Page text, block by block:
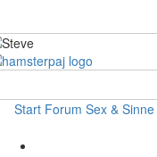
Start Forum Sex & Sinne